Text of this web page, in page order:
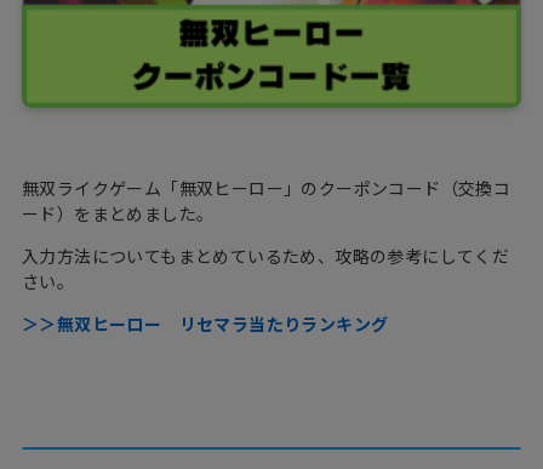
無双ライクゲーム「無双ヒーロー」のクーポンコード（交換コ
ード）をまとめました。
入力方法についてもまとめているため、攻略の参考にしてくだ
さい。
＞＞無双ヒーロー リセマラ当たりランキング